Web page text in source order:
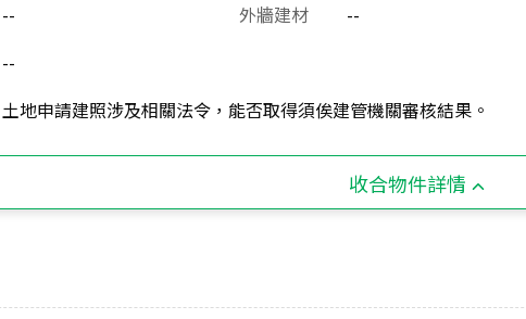
-- 外牆建材 --
--
土地申請建照涉及相關法令，能否取得須俟建管機關審核結果。
收合物件詳情